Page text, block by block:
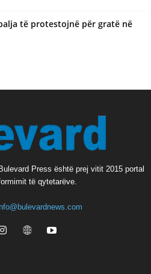
të protestojnë për gratë në
Press është prej vitit 2015 portal
të qytetarëve.